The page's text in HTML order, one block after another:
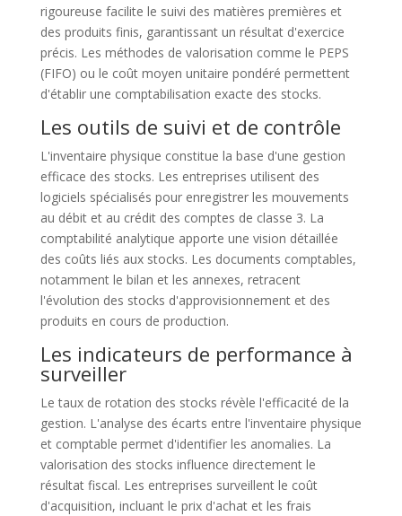
rigoureuse facilite le suivi des matières premières et
des produits finis, garantissant un résultat d'exercice
précis. Les méthodes de valorisation comme le PEPS
(FIFO) ou le coût moyen unitaire pondéré permettent
d'établir une comptabilisation exacte des stocks.
Les outils de suivi et de contrôle
L'inventaire physique constitue la base d'une gestion
efficace des stocks. Les entreprises utilisent des
logiciels spécialisés pour enregistrer les mouvements
au débit et au crédit des comptes de classe 3. La
comptabilité analytique apporte une vision détaillée
des coûts liés aux stocks. Les documents comptables,
notamment le bilan et les annexes, retracent
l'évolution des stocks d'approvisionnement et des
produits en cours de production.
Les indicateurs de performance à
surveiller
Le taux de rotation des stocks révèle l'efficacité de la
gestion. L'analyse des écarts entre l'inventaire physique
et comptable permet d'identifier les anomalies. La
valorisation des stocks influence directement le
résultat fiscal. Les entreprises surveillent le coût
d'acquisition, incluant le prix d'achat et les frais